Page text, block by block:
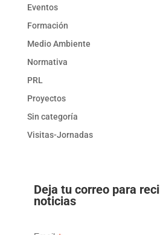
Eventos
Formación
Medio Ambiente
Normativa
PRL
Proyectos
Sin categoría
Visitas-Jornadas
Deja tu correo para
noticias